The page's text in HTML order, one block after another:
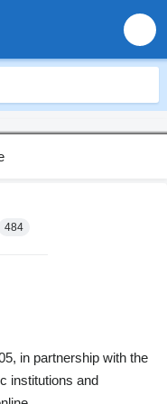
484
in partnership with the
institutions and